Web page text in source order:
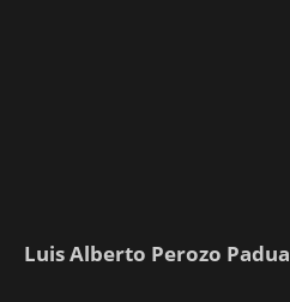
Luis Alberto Perozo Padua